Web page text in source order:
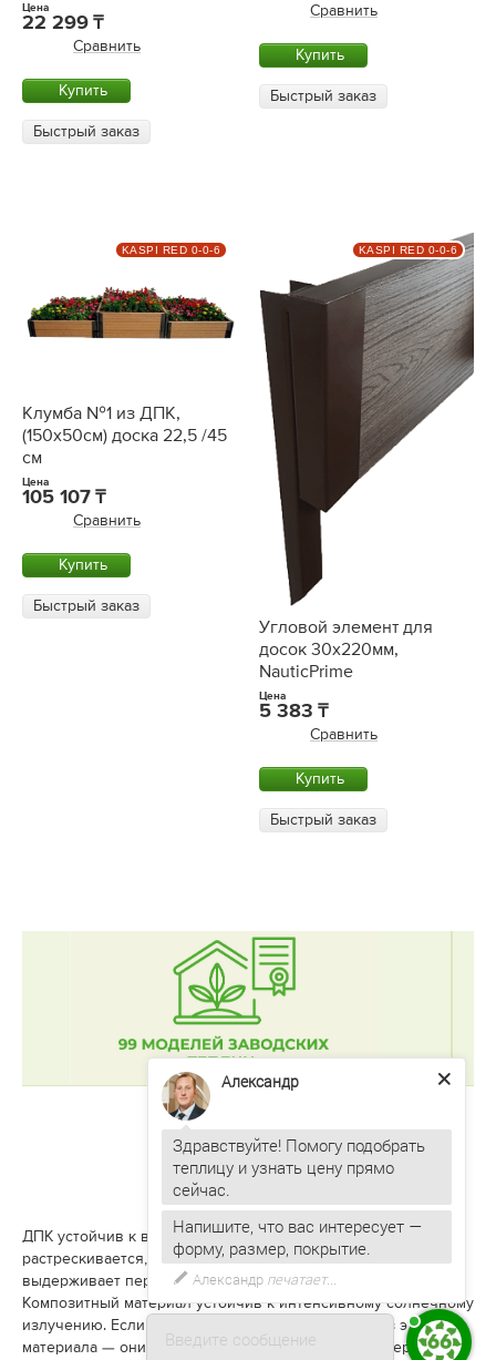
Цена
22 299
Сравнить
Купить
Быстрый заказ
Сравнить
Купить
Быстрый заказ
Клумба №1 из ДПК,
(150х50см) доска 22,5 /45
см
Цена
105 107
Сравнить
Купить
Быстрый заказ
KASPI RED 0-0-6
Угловой элемент для
досок 30х220мм,
NauticPrime
Цена
5 383
Сравнить
Купить
Быстрый заказ
KASPI RED 0-0-6
ДПК устойчив к воздействию влаги, не гниет, не
растрескивается, не требует периодической окраски. Он
выдерживает перепады температур — от холода до жары.
Композитный материал устойчив к интенсивному солнечному
излучению. Если вы купите грядки для теплицы из этого
материала — они прослужат вам много лет без потери
Введите сообщение
Здравствуйте! Помогу подобрать
теплицу и узнать цену прямо
сейчас.
Напишите, что вас интересует —
форму, размер, покрытие.